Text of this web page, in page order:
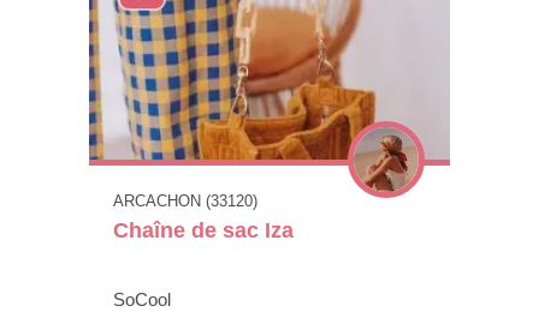
ARCACHON (33120)
Chaîne de sac Iza
SoCool